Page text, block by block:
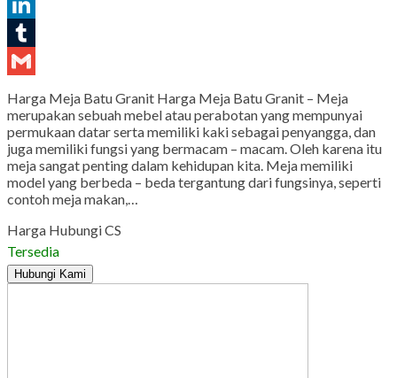
Pinterest
LinkedIn
Tumblr
Harga Meja Batu Granit Harga Meja Batu Granit – Meja
merupakan sebuah mebel atau perabotan yang mempunyai
permukaan datar serta memiliki kaki sebagai penyangga, dan
juga memiliki fungsi yang bermacam – macam. Oleh karena itu
meja sangat penting dalam kehidupan kita. Meja memiliki
model yang berbeda – beda tergantung dari fungsinya, seperti
contoh meja makan,…
Harga Hubungi CS
Tersedia